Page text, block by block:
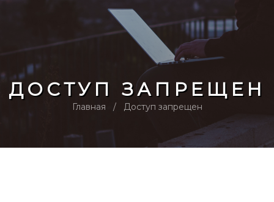
ДОСТУП ЗАПРЕЩЕН
Главная Доступ запрещен